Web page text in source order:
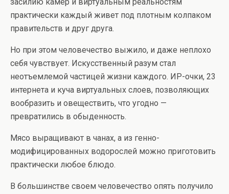
практически каждый живет под плотным колпаком
правительств и друг друга.
Но при этом человечество выжило, и даже неплохо
себя чувствует. Искусственный разум стал
неотъемлемой частицей жизни каждого. ИР-очки, 23
интернета и куча виртуальных слоев, позволяющих
вообразить и овеществить, что угодно —
превратились в обыденность.
Мясо выращивают в чанах, а из генно-
модифицированных водорослей можно приготовить
практически любое блюдо.
В большинстве своем человечество опять получило